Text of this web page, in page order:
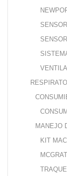
MANEJO
KIT